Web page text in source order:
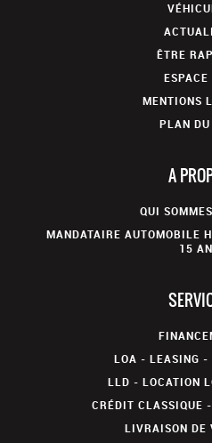
ÊTRE
ESPACE
MENTIONS
PLAN
A
QUI
MANDATAIRE AUTOMOBILE
15
LOA - LEASING -
LLD - LOCATION
CRÉDIT CLASSIQUE
LIVRAISON DE